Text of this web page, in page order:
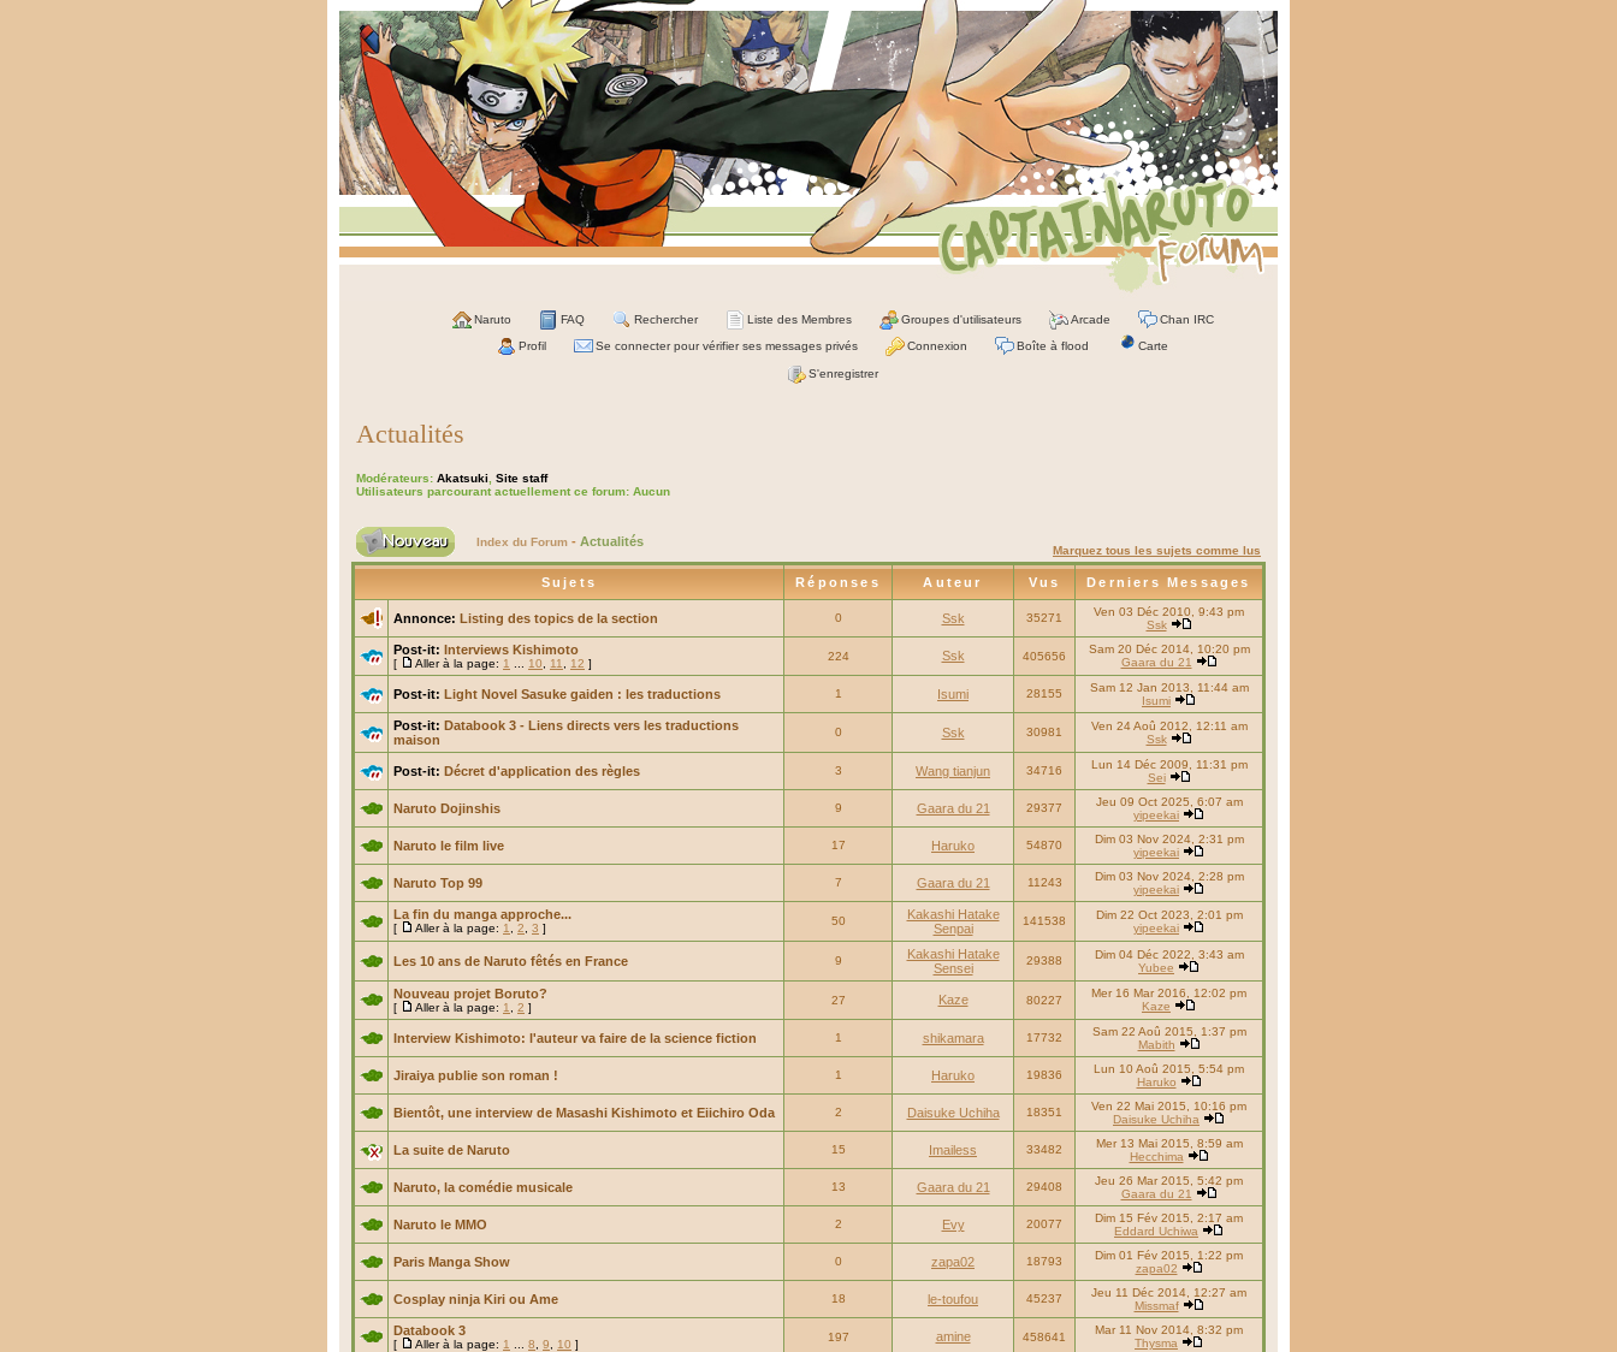
Naruto FAQ Rechercher Liste des Membres Groupes d'utilisateurs Arcade Chan IRC
Profil Se connecter pour vérifier ses messages privés Connexion Boîte à flood Carte
S'enregistrer
Actualités
Modérateurs: Akatsuki
Site staff
Utilisateurs parcourant actuellement ce forum: Aucun
Index du Forum - Actualités
Marquez tous les sujets comme lus
Sujets Réponses Auteur Vus Derniers Messages
Annonce: Listing des topics de la section 0 Ssk 35271
Ven 03 Déc 2010, 9:43 pm
Ssk
Post-it: Interviews Kishimoto
[ Aller à la page: 1 10 11 12 ]
224 Ssk 405656
Sam 20 Déc 2014, 10:20 pm
Gaara du 21
Post-it: Light Novel Sasuke gaiden : les traductions 1 Isumi 28155
Sam 12 Jan 2013, 11:44 am
Isumi
Post-it: Databook 3 - Liens directs vers les traductions
maison
0 Ssk 30981
Ven 24 Aoû 2012, 12:11 am
Ssk
Post-it: Décret d'application des règles 3 Wang tianjun 34716
Lun 14 Déc 2009, 11:31 pm
Sei
Naruto Dojinshis 9 Gaara du 21 29377
Jeu 09 Oct 2025, 6:07 am
yipeekai
Naruto le film live 17 Haruko 54870
Dim 03 Nov 2024, 2:31 pm
yipeekai
Naruto Top 99 7 Gaara du 21 11243
Dim 03 Nov 2024, 2:28 pm
yipeekai
La fin du manga approche...
[ Aller à la page: 1 2 3 ]
50
Kakashi Hatake
Senpai
141538
Dim 22 Oct 2023, 2:01 pm
yipeekai
Les 10 ans de Naruto fêtés en France 9
Kakashi Hatake
Sensei
29388
Dim 04 Déc 2022, 3:43 am
Yubee
Nouveau projet Boruto?
[ Aller à la page: 1 2 ]
27 Kaze 80227
Mer 16 Mar 2016, 12:02 pm
Kaze
Interview Kishimoto: l'auteur va faire de la science fiction 1 shikamara 17732
Sam 22 Aoû 2015, 1:37 pm
Mabith
Jiraiya publie son roman ! 1 Haruko 19836
Lun 10 Aoû 2015, 5:54 pm
Haruko
Bientôt, une interview de Masashi Kishimoto et Eiichiro Oda 2 Daisuke Uchiha 18351
Ven 22 Mai 2015, 10:16 pm
Daisuke Uchiha
La suite de Naruto 15 Imailess 33482
Mer 13 Mai 2015, 8:59 am
Hecchima
Naruto, la comédie musicale 13 Gaara du 21 29408
Jeu 26 Mar 2015, 5:42 pm
Gaara du 21
Naruto le MMO 2 Evy 20077
Dim 15 Fév 2015, 2:17 am
Eddard Uchiwa
Paris Manga Show 0 zapa02 18793
Dim 01 Fév 2015, 1:22 pm
zapa02
Cosplay ninja Kiri ou Ame 18 le-toufou 45237
Jeu 11 Déc 2014, 12:27 am
Missmaf
Databook 3
[ Aller à la page: 1 8 9 10 ]
197 amine 458641
Mar 11 Nov 2014, 8:32 pm
Thysma